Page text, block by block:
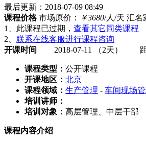
最后更新：2018-07-09 08:49
课程价格 市场原价： ￥3680/人/天 汇名
1、此课程已过期， 查看其它同类课程
2、 联系在线客服进行课程咨询
开课时间
2018-07-11 （2天）
课程类型： 公开课程
开课地区： 北京
课程领域： 生产管理 - 车间现场
培训讲师：
培训对象： 高层管理、中层干部
课程内容介绍